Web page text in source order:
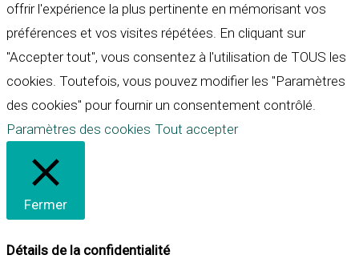
offrir l'expérience la plus pertinente en mémorisant vos
préférences et vos visites répétées. En cliquant sur
"Accepter tout", vous consentez à l'utilisation de TOUS les
cookies. Toutefois, vous pouvez modifier les "Paramètres
des cookies" pour fournir un consentement contrôlé.
Paramètres des cookies Tout accepter
Fermer
Détails de la confidentialité